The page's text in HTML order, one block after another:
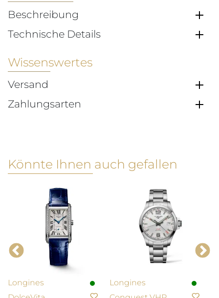
Beschreibung
Technische Details
Wissenswertes
Versand
Zahlungsarten
Könnte Ihnen auch gefallen
Longines
Longines